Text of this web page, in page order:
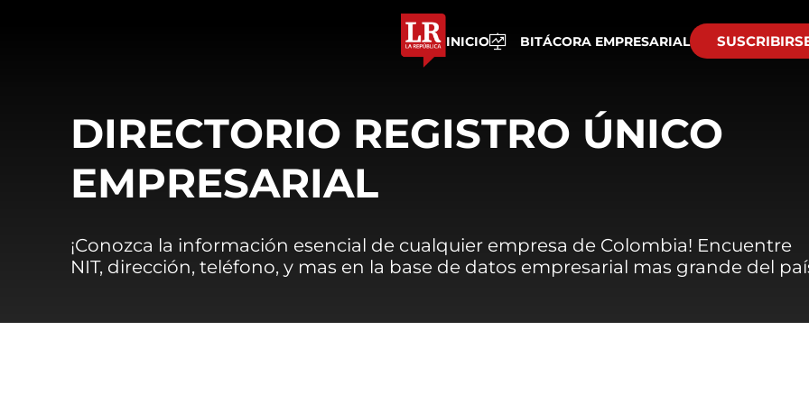
INICIO BITÁCORA EMPRESARIAL
DIRECTORIO REGISTRO ÚNICO
EMPRESARIAL
¡Conozca la información esencial de cualquier empresa de Colombia! Encuentre
NIT, dirección, teléfono, y mas en la base de datos empresarial mas grande del